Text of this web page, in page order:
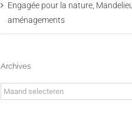
Engagée pour la nature,
aménagements
Archives
Archives